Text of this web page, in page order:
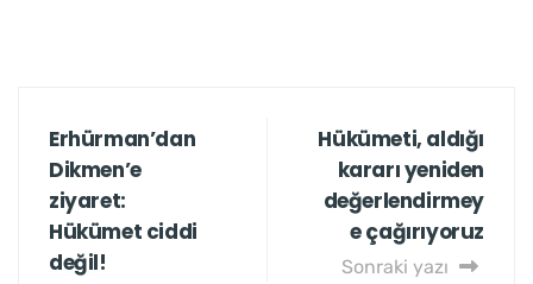
Erhürman’dan
Dikmen’e
ziyaret:
Hükümet ciddi
değil!
Hükümeti, aldığı
kararı yeniden
değerlendirmey
e çağırıyoruz
Sonraki yazı